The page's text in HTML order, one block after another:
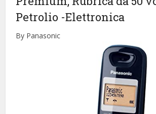
Petrolio -Elettronica
By Panasonic